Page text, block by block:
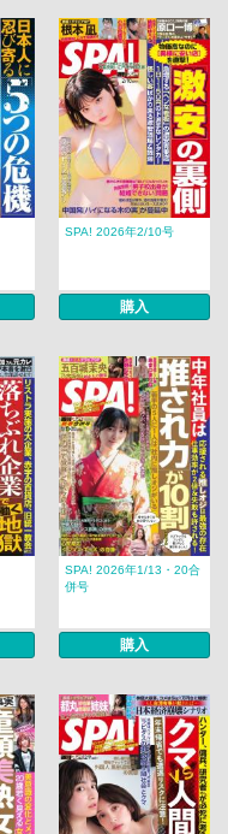
SPA! 2026年2/10号
購入
SPA! 2026年1/13・20合
併号
購入